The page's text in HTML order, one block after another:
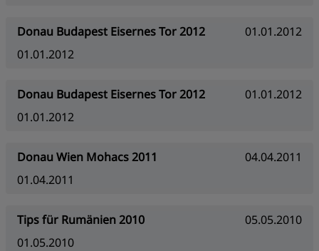
Donau Budapest Eisernes Tor 2012
01.01.2012
01.01.2012
Donau Budapest Eisernes Tor 2012
01.01.2012
01.01.2012
Donau Wien Mohacs 2011
04.04.2011
01.04.2011
Tips für Rumänien 2010
05.05.2010
01.05.2010